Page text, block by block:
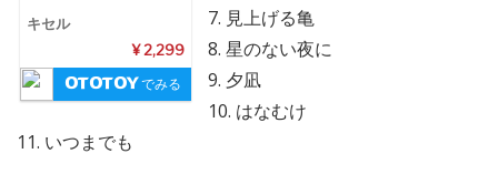
キセル
¥ 2,299
でみる
7. 見上げる亀
8. 星のない夜に
9. 夕凪
10. はなむけ
11. いつまでも